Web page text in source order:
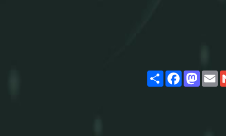
ShareFacebook